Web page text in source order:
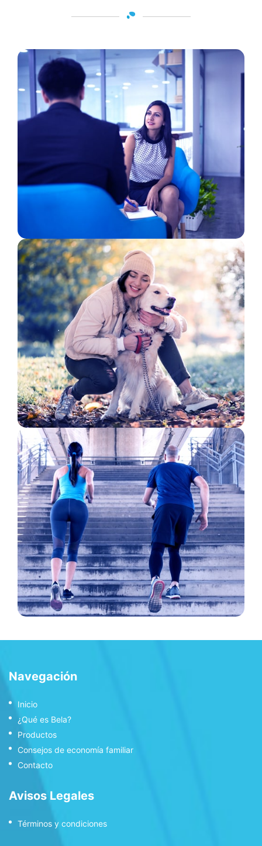
Navegación
Inicio
¿Qué es Bela?
Productos
Consejos de economía familiar
Contacto
Avisos Legales
Términos y condiciones